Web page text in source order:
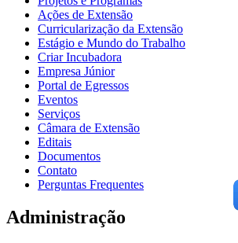
Ações de Extensão
Curricularização da Extensão
Estágio e Mundo do Trabalho
Criar Incubadora
Empresa Júnior
Portal de Egressos
Eventos
Serviços
Câmara de Extensão
Editais
Documentos
Contato
Perguntas Frequentes
Administração